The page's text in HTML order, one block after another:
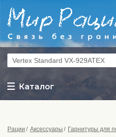
Каталог
Рации Аксессуары Гарнитуры для